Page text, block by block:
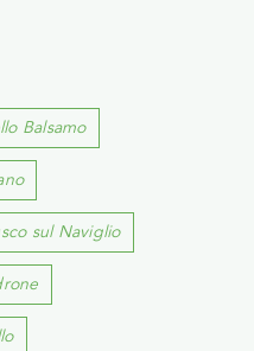
Balsamo
sul Naviglio